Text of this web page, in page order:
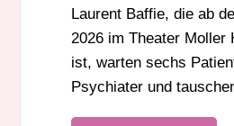
Laurent Baffie, die ab
2026 im Theater Moller
ist, warten sechs
Psychiater und